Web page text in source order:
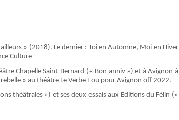
» (2018). Le dernier : Toi en Automne, Moi en Hiver
Culture
Chapelle Saint-Bernard (« Bon anniv ») et à Avignon à
» au théâtre Le Verbe Fou pour Avignon off 2022.
théâtrales ») et ses deux essais aux Editions du Félin («